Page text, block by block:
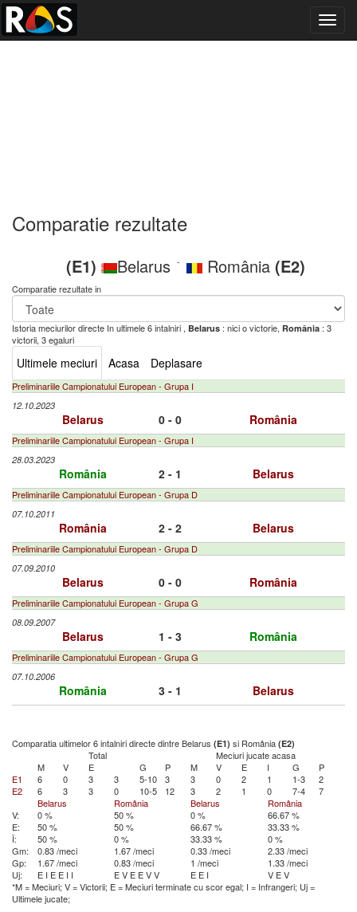
Comparatie rezultate
(E1) Belarus - România (E2)
Comparatie rezultate in
Istoria meciurilor directe In ultimele 6 intalniri , Belarus : nici o victorie, România : 3
victorii, 3 egaluri
Ultimele meciuri Acasa Deplasare
Preliminariile Campionatului European - Grupa I
12.10.2023
Belarus 0 - 0 România
Preliminariile Campionatului European - Grupa I
28.03.2023
România 2 - 1 Belarus
Preliminariile Campionatului European - Grupa D
07.10.2011
România 2 - 2 Belarus
Preliminariile Campionatului European - Grupa D
07.09.2010
Belarus 0 - 0 România
Preliminariile Campionatului European - Grupa G
08.09.2007
Belarus 1 - 3 România
Preliminariile Campionatului European - Grupa G
07.10.2006
România 3 - 1 Belarus
Comparatia ultimelor 6 intalniri directe dintre Belarus (E1) si România (E2)
Total
Meciuri jucate acasa
M
V E G P M V E I G
P
E1
6 0 3 3 5-10 3 3 0 2 1 1-3
2
E2
6 3 3 0 10-5 12 3 2 1 0 7-4
7
Belarus
România Belarus
România
V:
0 % 50 % 0 %
66.67 %
E:
50 % 50 % 66.67 %
33.33 %
Î:
50 % 0 % 33.33 %
0 %
Gm:
0.83 /meci 1.67 /meci 0.33 /meci
2.33 /meci
Gp:
1.67 /meci 0.83 /meci 1 /meci
1.33 /meci
Uj:
E I E E I I EV E EVV E E I V EV
*M = Meciuri; V = Victorii; E = Meciuri terminate cu scor egal; I = Infrangeri; Uj =
Ultimele jucate;